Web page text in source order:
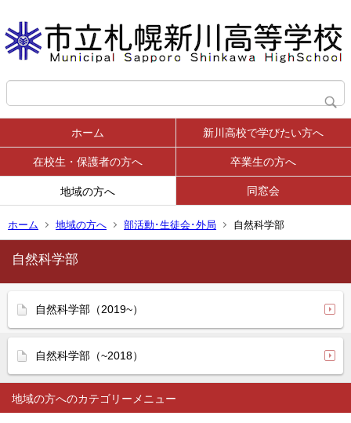
ホーム 新川高校で学びたい方へ
在校生・保護者の方へ 卒業生の方へ
地域の方へ 同窓会
ホーム 地域の方へ 部活動･生徒会･外局 自然科学部
地域の方へ
自然科学部
自然科学部（2019~）
自然科学部（~2018）